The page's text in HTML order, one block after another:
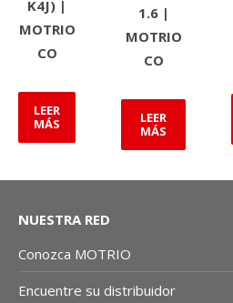
K4J) |
MOTRIO
CO
LEER
MÁS
1.6 |
MOTRIO
CO
LEER
MÁS
NUESTRA RED
Conozca MOTRIO
Encuentre su distribuidor